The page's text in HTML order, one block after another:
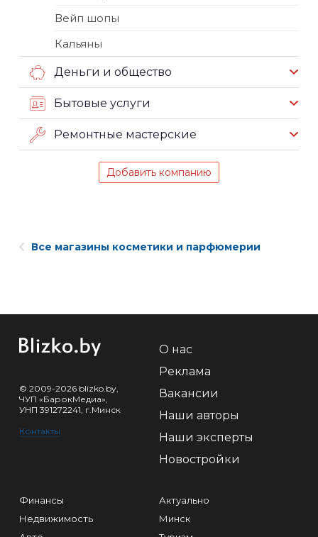
Вейп шопы
Кальяны
Деньги и общество
Бытовые услуги
Ремонтные мастерские
Добавить компанию
Все магазины косметики и парфюмерии
© 2009-2026 blizko.by,
ЧУП «БарокМедиа»,
УНП 391272241, г.Минск
Контакты
О нас
Реклама
Вакансии
Наши авторы
Наши эксперты
Новостройки
Финансы
Недвижимость
Актуально
Минск